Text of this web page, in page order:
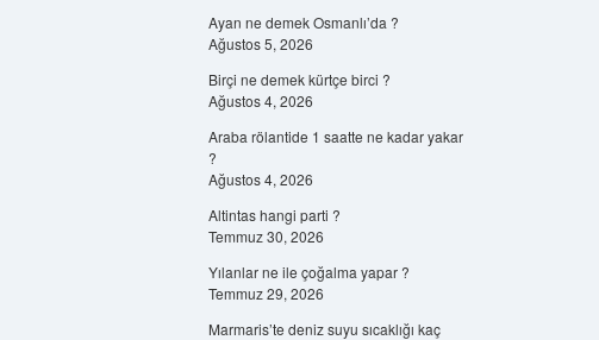
Ayan ne demek Osmanlı’da ?
Ağustos 5, 2026
Birçi ne demek kürtçe birci ?
Ağustos 4, 2026
Araba rölantide 1 saatte ne kadar yakar
?
Ağustos 4, 2026
Altintas hangi parti ?
Temmuz 30, 2026
Yılanlar ne ile çoğalma yapar ?
Temmuz 29, 2026
Marmaris’te deniz suyu sıcaklığı kaç